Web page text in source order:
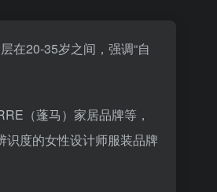
在20-35岁之间，强调“自
（蓬马）家居品牌等，
度的女性设计师服装品牌